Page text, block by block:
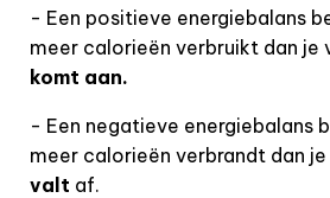
- Een positieve energiebalans
meer calorieën verbruikt dan je
komt aan.
- Een negatieve energiebalans
meer calorieën verbrandt dan
valt af.